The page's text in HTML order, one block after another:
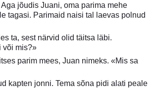
jõudis Juani, oma parima mehe
tagasi. Parimaid naisi tal laevas polnud
ta, sest närvid olid täitsa läbi.
või mis?»
parim mees, Juan nimeks. «Mis sa
kapten jonni. Tema sõna pidi alati peale